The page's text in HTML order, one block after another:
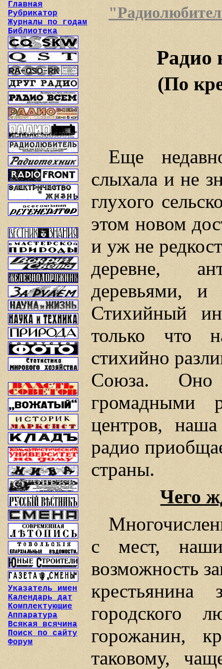
Главная
Рубрикатор
Журналы по годам
Библиотека
Указатель имен
Календарь дат
Комплектующие
Аппаратура
Всякая всячина
Поиск по сайту
Форум
Радио
(По
Еще
слыхала и не
глухого
этом новом
и уж не
деревне,
деревьями, и
Стихийный
только что
стихийно
Союза. Оно
громадными
центров,
радио
страны.
Чего
с мест,
возможность
городского
горожанин,
таковому,